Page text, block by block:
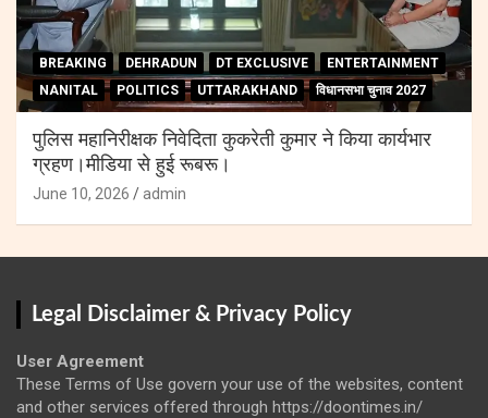
BREAKING DEHRADUN DT EXCLUSIVE
ENTERTAINMENT
NANITAL
POLITICS UTTARAKHAND विधानसभा चुनाव 2027
पुलिस महानिरीक्षक निवेदिता कुकरेती कुमार ने किया कार्यभार
ग्रहण।मीडिया से हुई रूबरू।
June 10, 2026 admin
Legal Disclaimer & Privacy Policy
User Agreement
These Terms of Use govern your use of the websites, content
and other services offered through https://doontimes.in/